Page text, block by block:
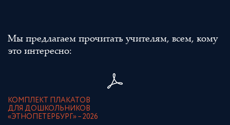
Мы предлагаем прочитать учителям, всем, кому
это интересно:
КОМПЛЕКТ ПЛАКАТОВ
ДЛЯ ДОШКОЛЬНИКОВ
«ЭТНОПЕТЕРБУРГ» – 2026